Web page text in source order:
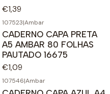
€1,39
107523|Ambar
CADERNO CAPA PRETA
A5 AMBAR 80 FOLHAS
PAUTADO 16675
€1,09
107546|Ambar